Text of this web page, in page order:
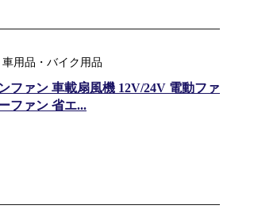
用品・バイク用品
ファン 車載扇風機 12V/24V 電動ファ
ファン 省エ...